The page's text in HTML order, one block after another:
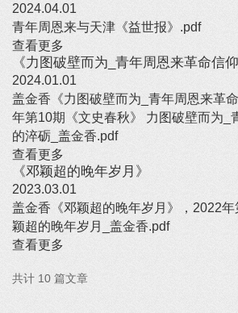
2024.04.01
青年周恩来与天津《益世报》.pdf
查看更多
《力图破壁而为_青年周恩来革命信
2024.01.01
盖金香《力图破壁而为_青年周恩来革
年第10期《文史春秋》 力图破壁而为_
的淬砺_盖金香.pdf
查看更多
《邓颖超的晚年岁月》
2023.03.01
盖金香《邓颖超的晚年岁月》，2022
颖超的晚年岁月_盖金香.pdf
查看更多
共计 10 篇文章